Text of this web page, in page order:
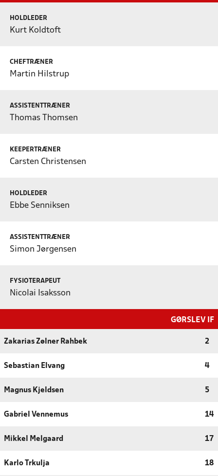
HOLDLEDER
Kurt Koldtoft
CHEFTRÆNER
Martin Hilstrup
ASSISTENTTRÆNER
Thomas Thomsen
KEEPERTRÆNER
Carsten Christensen
HOLDLEDER
Ebbe Senniksen
ASSISTENTTRÆNER
Simon Jørgensen
FYSIOTERAPEUT
Nicolai Isaksson
GØRSLEV IF
Zakarias Zølner Rahbek 2
Sebastian Elvang 4
Magnus Kjeldsen 5
Gabriel Vennemus 14
Mikkel Melgaard 17
Karlo Trkulja 18